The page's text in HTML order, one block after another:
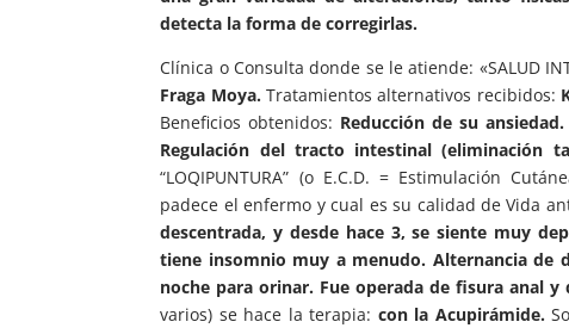
detecta la forma de corregirlas.
Clínica o Consulta donde se le atiende: «SALUD
Fraga Moya.Tratamientos alternativos recibidos:
Beneficios obtenidos: Reducción de su
Regulación del tracto intestinal (eliminación
“LOQIPUNTURA” (o E.C.D. = Estimulación
padece el enfermo y cual es su calidad de Vida
descentrada, y desde hace 3, se siente muy
tiene insomnio muy a menudo. Alternancia de
noche para orinar. Fue operada de fisura anal y
varios) se hace la terapia: con la Acupirámide.